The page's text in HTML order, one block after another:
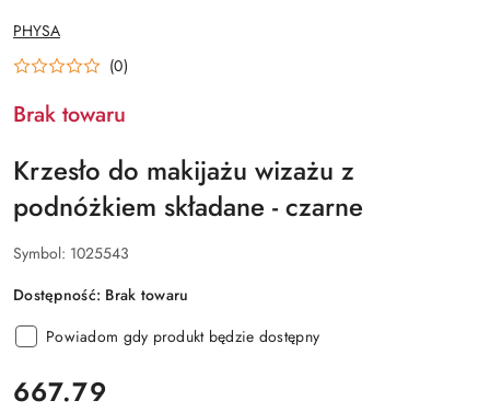
NAZWA
PRODUCENTA:
PHYSA
(0)
Brak towaru
Krzesło do makijażu wizażu z
podnóżkiem składane - czarne
Symbol: 1025543
Dostępność: Brak towaru
Powiadom gdy produkt będzie dostępny
cena:
667.79